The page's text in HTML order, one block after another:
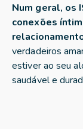
Num geral, os
conexões
verdadeiros
estiver ao seu
saudável e